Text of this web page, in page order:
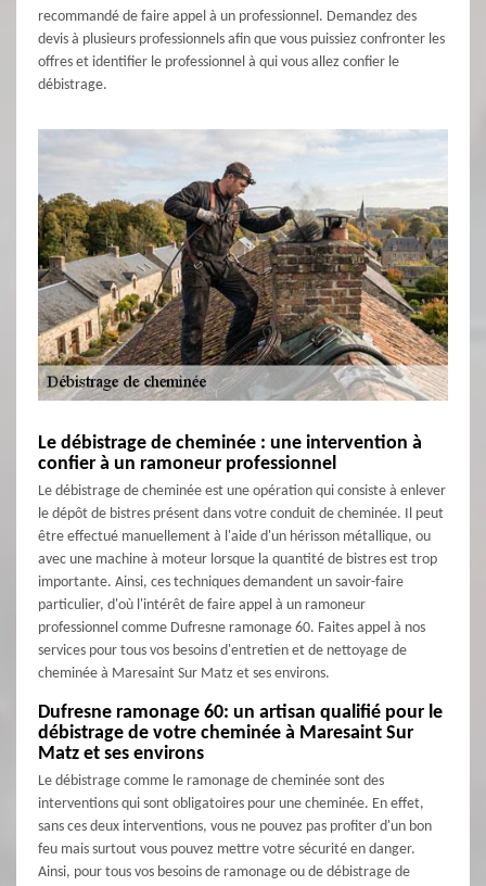
recommandé de faire appel à un professionnel. Demandez des
devis à plusieurs professionnels afin que vous puissiez confronter les
offres et identifier le professionnel à qui vous allez confier le
débistrage.
Le débistrage de cheminée : une intervention à
confier à un ramoneur professionnel
Le débistrage de cheminée est une opération qui consiste à enlever
le dépôt de bistres présent dans votre conduit de cheminée. Il peut
être effectué manuellement à l'aide d'un hérisson métallique, ou
avec une machine à moteur lorsque la quantité de bistres est trop
importante. Ainsi, ces techniques demandent un savoir-faire
particulier, d'où l'intérêt de faire appel à un ramoneur
professionnel comme Dufresne ramonage 60. Faites appel à nos
services pour tous vos besoins d'entretien et de nettoyage de
cheminée à Maresaint Sur Matz et ses environs.
Dufresne ramonage 60: un artisan qualifié pour le
débistrage de votre cheminée à Maresaint Sur
Matz et ses environs
Le débistrage comme le ramonage de cheminée sont des
interventions qui sont obligatoires pour une cheminée. En effet,
sans ces deux interventions, vous ne pouvez pas profiter d'un bon
feu mais surtout vous pouvez mettre votre sécurité en danger.
Ainsi, pour tous vos besoins de ramonage ou de débistrage de